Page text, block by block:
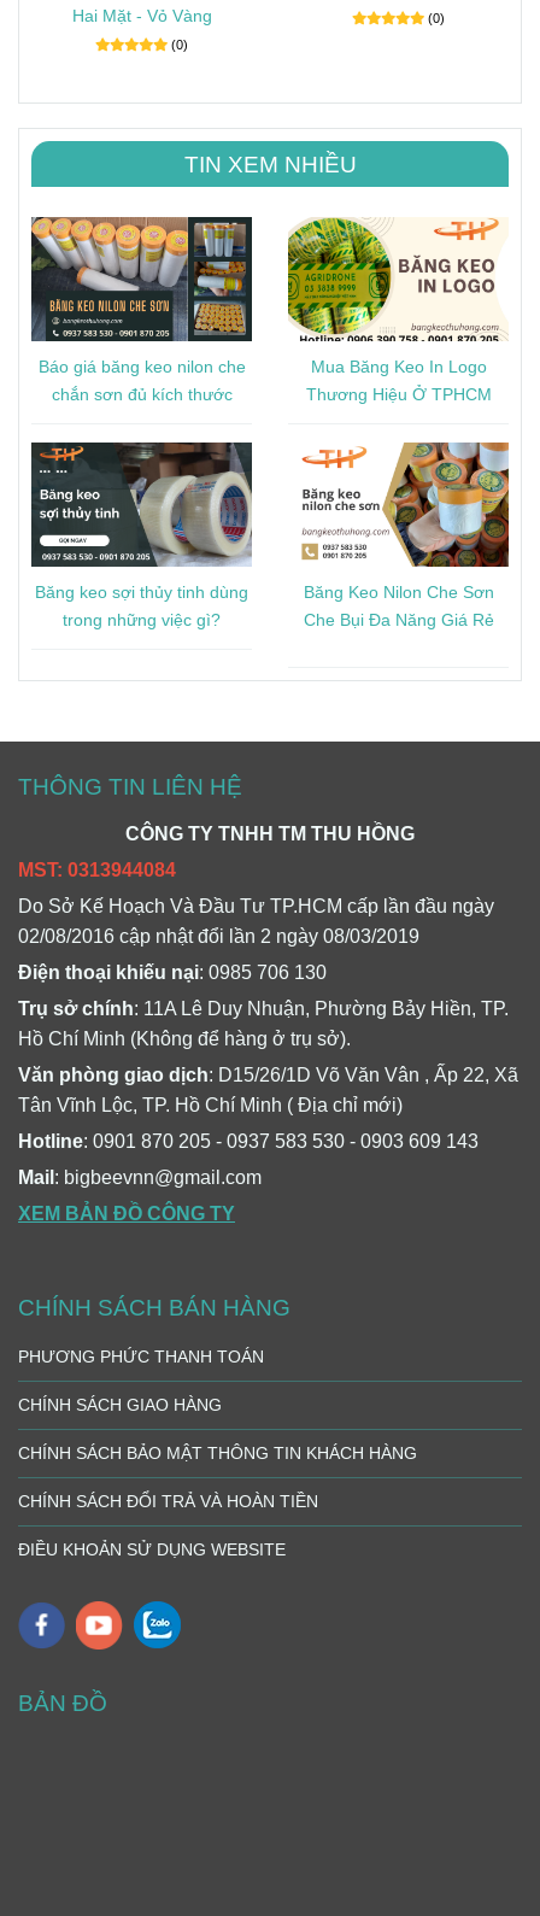
Hai Mặt - Vỏ Vàng
(0)
(0)
TIN XEM NHIỀU
Báo giá băng keo nilon che
chắn sơn đủ kích thước
Mua Băng Keo In Logo
Thương Hiệu Ở TPHCM
Băng keo sợi thủy tinh dùng
trong những việc gì?
Băng Keo Nilon Che Sơn
Che Bụi Đa Năng Giá Rẻ
THÔNG TIN LIÊN HỆ
CÔNG TY TNHH TM THU HỒNG
MST: 0313944084
Do Sở Kế Hoạch Và Đầu Tư TP.HCM cấp lần đầu ngày
02/08/2016 cập nhật đổi lần 2 ngày 08/03/2019
Điện thoại khiếu nại: 0985 706 130
Trụ sở chính: 11A Lê Duy Nhuận, Phường Bảy Hiền, TP.
Hồ Chí Minh (Không để hàng ở trụ sở).
Văn phòng giao dịch: D15/26/1D Võ Văn Vân , Ấp 22, Xã
Tân Vĩnh Lộc, TP. Hồ Chí Minh ( Địa chỉ mới)
Hotline: 0901 870 205 - 0937 583 530 - 0903 609 143
Mail : bigbeevnn@gmail.com
XEM BẢN ĐỒ CÔNG TY
CHÍNH SÁCH BÁN HÀNG
PHƯƠNG PHỨC THANH TOÁN
CHÍNH SÁCH GIAO HÀNG
CHÍNH SÁCH BẢO MẬT THÔNG TIN KHÁCH HÀNG
CHÍNH SÁCH ĐỔI TRẢ VÀ HOÀN TIỀN
ĐIỀU KHOẢN SỬ DỤNG WEBSITE
BẢN ĐỒ